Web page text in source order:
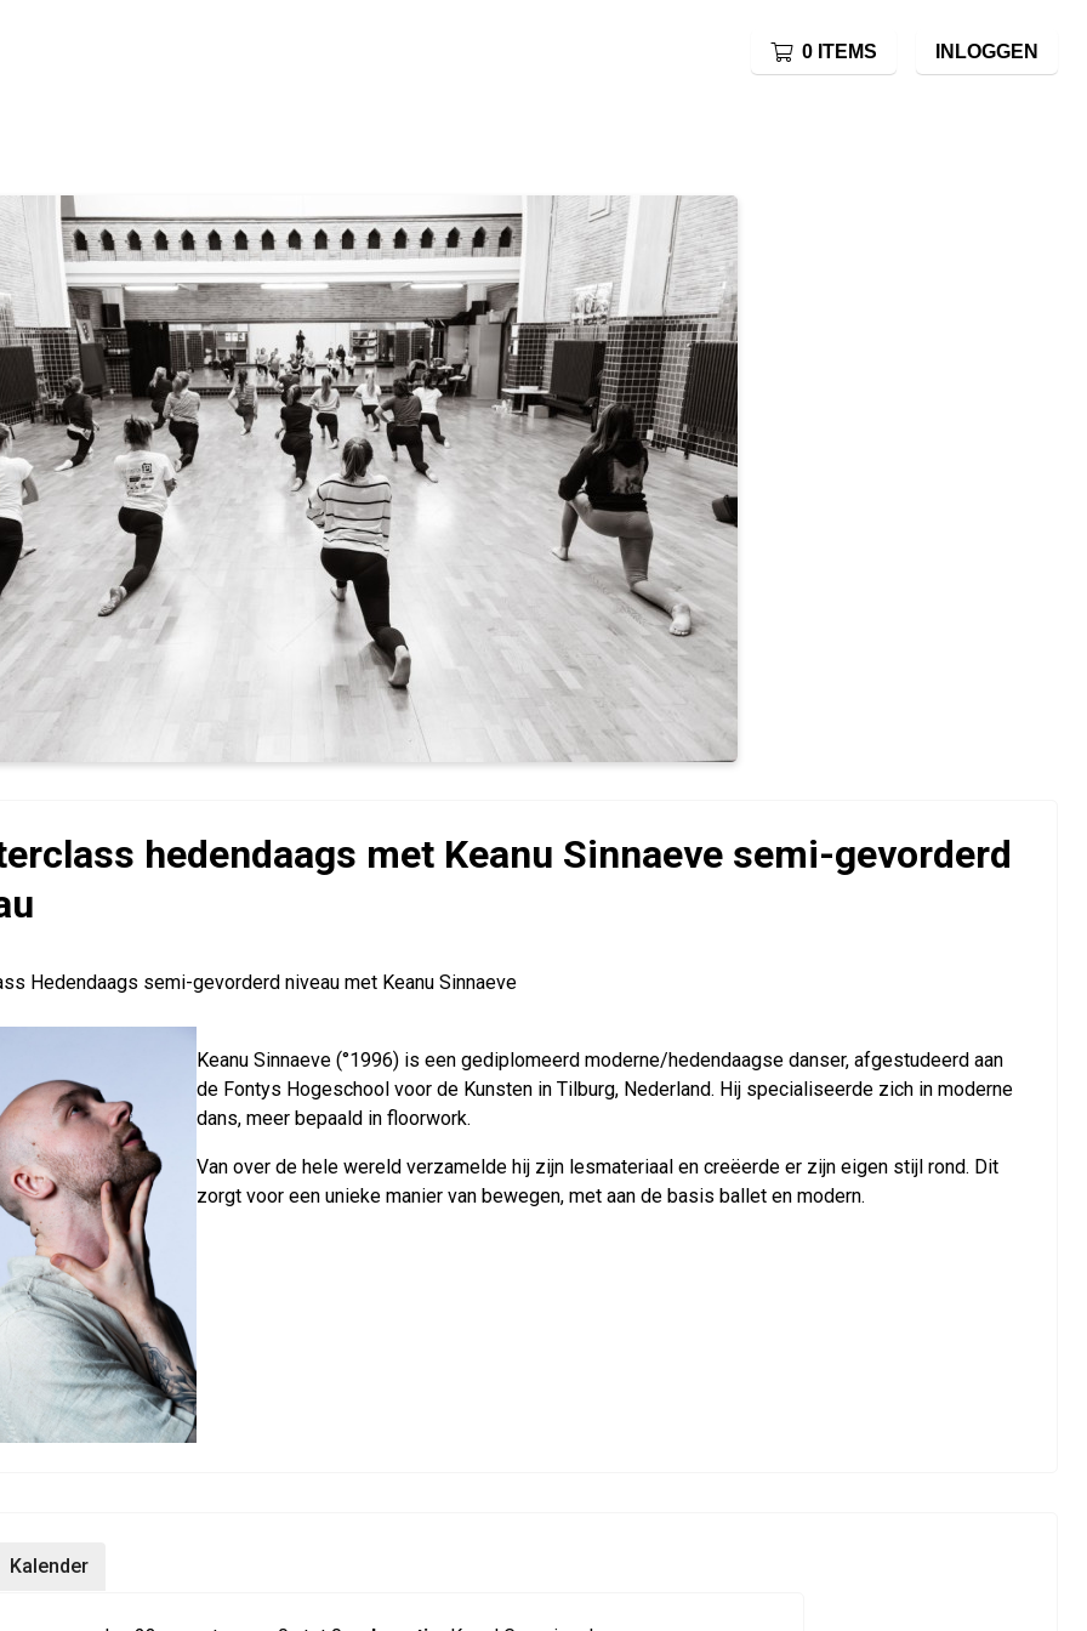
0 ITEMS INLOGGEN
hedendaags met Keanu Sinnaeve semi-gevorderd
Hedendaags semi-gevorderd niveau met Keanu Sinnaeve
Keanu Sin­naeve (°1996) is een gedip­lomeerd moderne/hedendaagse danser, afgestudeerd aan
de Fontys Hogeschool voor de Kun­sten in Tilburg, Neder­land. Hij spe­cial­iseerde zich in mod­erne
dans, meer bepaald in floor­work.
Van over de hele wereld verzamelde hij zijn les­ma­ter­i­aal en creëerde er zijn eigen stijl rond. Dit
zor­gt voor een unieke mani­er van bewe­gen, met aan de basis bal­let en mod­ern.
Kalender